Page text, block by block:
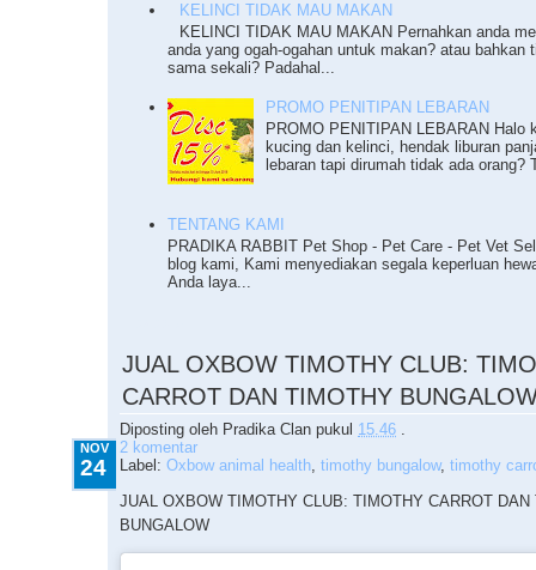
KELINCI TIDAK MAU MAKAN
KELINCI TIDAK MAU MAKAN Pernahkan anda
anda yang ogah-ogahan untuk makan? atau bahkan
sama sekali? Padahal...
PROMO PENITIPAN LEBARAN
PROMO PENITIPAN LEBARAN Halo
kucing dan kelinci, hendak liburan
lebaran tapi dirumah tidak ada orang?
TENTANG KAMI
PRADIKA RABBIT Pet Shop - Pet Care - Pet Vet
blog kami, Kami menyediakan segala keperluan
Anda laya...
JUAL OXBOW TIMOTHY CLUB:
CARROT DAN TIMOTHY
Diposting oleh Pradika Clan pukul 15.46 .
NOV
24
2 komentar
Label: Oxbow animal health, timothy bungalow, timothy
JUAL OXBOW TIMOTHY CLUB: TIMOTHY CARROT DAN
BUNGALOW